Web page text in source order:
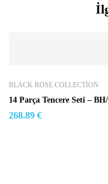
BLACK ROSE COLLECTION
14 Parça Tencere Seti –
268.89 €